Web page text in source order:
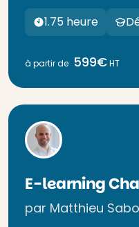
1.75 heure
à partir de 599€HT
E-learning
par Matthieu